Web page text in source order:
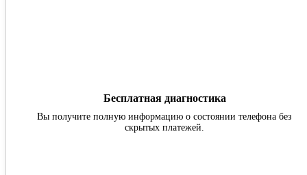
Бесплатная диагностика
Вы получите полную информацию о состоянии телефона без
скрытых платежей.